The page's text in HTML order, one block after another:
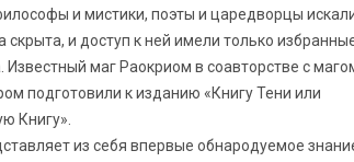
и мистики, поэты и царедворцы
скрыта, и доступ к ней имели только
маг Раокриом в соавторстве с
подготовили к изданию «Книгу Тени или
Книгу».
из себя впервые обнародуемое